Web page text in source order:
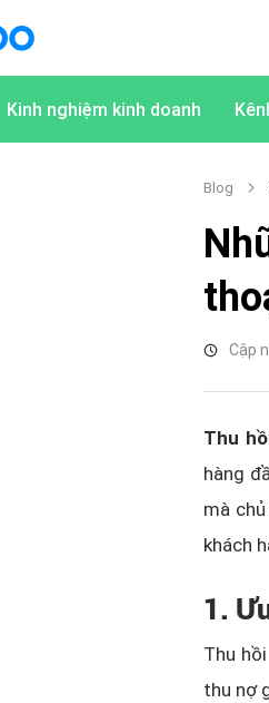
Kinh nghiệm kinh doanh
Blog
Cập
Thu
hàng
mà
khách
1.
Thu
thu nợ